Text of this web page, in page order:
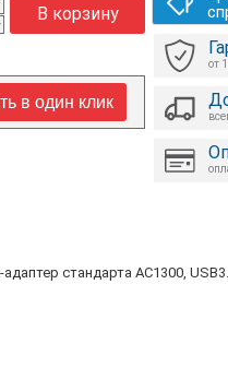
В корзину
в один клик
от
стандарта AC1300,